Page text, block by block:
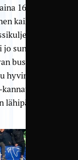
16.10. klo
kaikille
sunnuntai-
bussi tulee
hyvin myös